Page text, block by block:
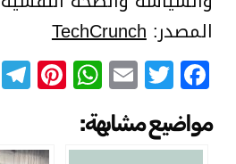
المصدر:TechCrunch
Facebook
Twitter
Email
مواضيع مشابهة: